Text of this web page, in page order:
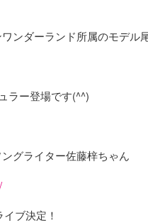
ンダーランド所属のモデル
ラー登場です(^^)
グライター佐藤梓ちゃん
ブ決定！